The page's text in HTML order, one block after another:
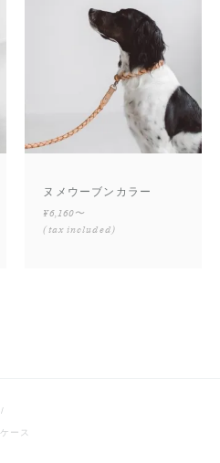
ヌメウーブンカラー
¥6,160〜
(tax included)
ース